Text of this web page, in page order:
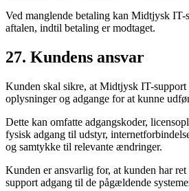
Ved manglende betaling kan Midtjysk IT-
aftalen, indtil betaling er modtaget.
27. Kundens ansvar
Kunden skal sikre, at Midtjysk IT-support
oplysninger og adgange for at kunne
Dette kan omfatte adgangskoder,
fysisk adgang til udstyr,
og samtykke til relevante ændringer.
Kunden er ansvarlig for, at kunden har
support adgang til de pågældende